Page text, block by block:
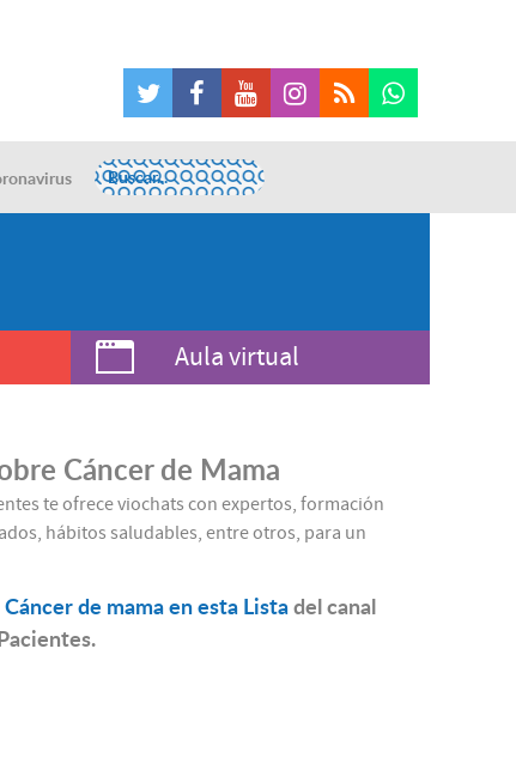
Aula virtual
Cáncer de Mama
te ofrece viochats con expertos, formación
hábitos saludables, entre otros, para un
Cáncer de mama en esta Listadel canal